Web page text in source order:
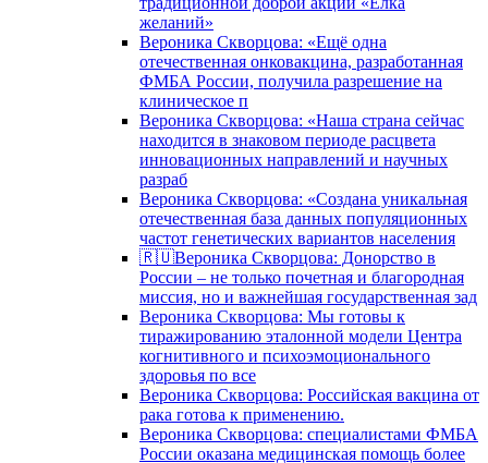
желаний»
Вероника Скворцова: «Ещё одна
отечественная онковакцина, разработанная
ФМБА России, получила разрешение на
клиническое п
Вероника Скворцова: «Наша страна сейчас
находится в знаковом периоде расцвета
инновационных направлений и научных
разраб
Вероника Скворцова: «Создана уникальная
отечественная база данных популяционных
частот генетических вариантов населения
🇷🇺Вероника Скворцова: Донорство в
России – не только почетная и благородная
миссия, но и важнейшая государственная зад
Вероника Скворцова: Мы готовы к
тиражированию эталонной модели Центра
когнитивного и психоэмоционального
здоровья по все
Вероника Скворцова: Российская вакцина от
рака готова к применению.
Вероника Скворцова: специалистами ФМБА
России оказана медицинская помощь более